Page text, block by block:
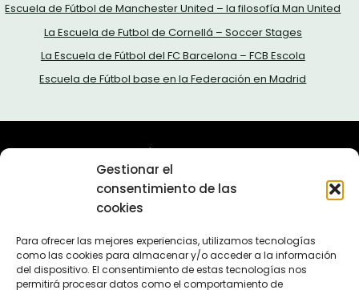
Gestionar el
consentimiento de las
cookies
Para ofrecer las mejores experiencias, utilizamos tecnologías
como las cookies para almacenar y/o acceder a la información
del dispositivo. El consentimiento de estas tecnologías nos
permitirá procesar datos como el comportamiento de
Escuela de Fútbol de Manchester United – la filosofía Man United
La Escuela de Futbol de Cornellá – Soccer Stages
La Escuela de Fútbol del FC Barcelona – FCB Escola
Escuela de Fútbol base en la Federación en Madrid
Sobre nosotros
Política de privacidad
Política de cookies (UE)
Contacta con nosotros
En 2011 lanzamos el proyecto Escuelas de Fútbol. Más de
10 años después seguimos aquí, ofreciendole la mejor
información sobre escuelas de fútbol.